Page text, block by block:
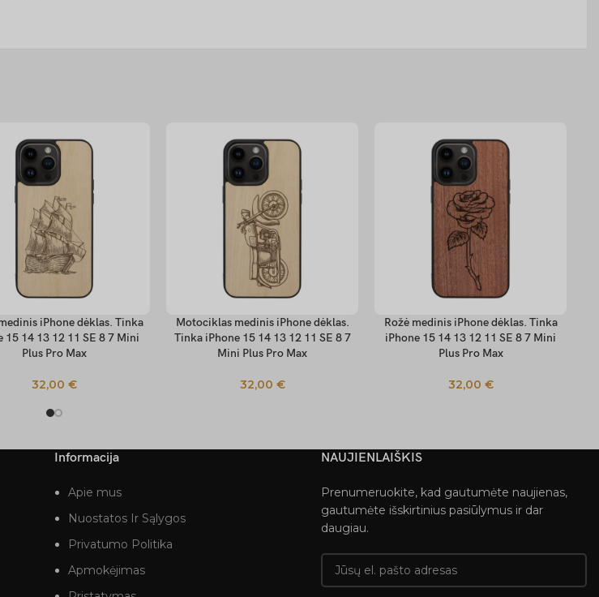
SAVYBES
iPhone dėklas. Tinka
15 14 13 12 11 SE 8 7 Mini
Plus Pro Max
32,00 €
PASIRINKTI SAVYBES
Motociklas medinis iPhone dėklas.
Tinka iPhone 15 14 13 12 11 SE 8 7
Mini Plus Pro Max
32,00 €
PASIRINKTI SAVYBES
Rožė medinis iPhone dėklas. Tinka
iPhone 15 14 13 12 11 SE 8 7 Mini
Plus Pro Max
32,00 €
Informacija
Apie mus
Nuostatos Ir Sąlygos
Privatumo Politika
Apmokėjimas
NAUJIENLAIŠKIS
Prenumeruokite, kad gautumėte naujienas,
gautumėte išskirtinius pasiūlymus ir dar
daugiau.